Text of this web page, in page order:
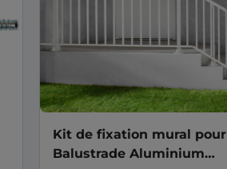
Kit de fixation mural pour
Balustrade Aluminium